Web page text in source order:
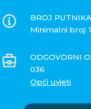
BROJ
Minimalni broj: 1
ODGOVORNI
036
Opći uvjeti